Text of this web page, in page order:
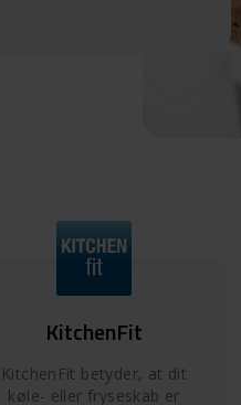
KitchenFit
KitchenFit betyder, at dit
køle- eller fryseskab er